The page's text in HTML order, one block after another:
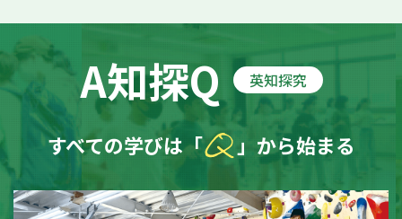
A知探Q 英知探究
すべての学びは「Q 」から始まる